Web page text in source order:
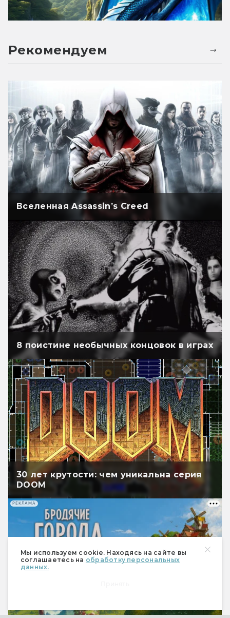
Мы используем cookie. Находясь на сайте вы
соглашаетесь на обработку персональных
данных.
Рекомендуем
Вселенная Assassin’s Creed
8 поистине необычных концовок в играх
30 лет крутости: чем уникальна серия
DOOM
РЕКЛАМА